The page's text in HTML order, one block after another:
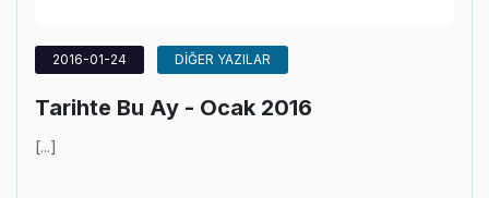
2016-01-24 DİĞER YAZILAR
Tarihte Bu Ay - Ocak 2016
[...]